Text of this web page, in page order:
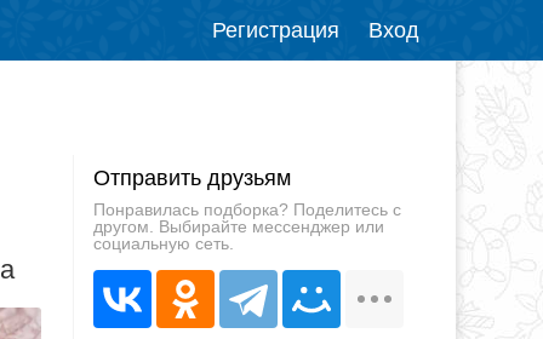
Регистрация Вход
Отправить друзьям
Понравилась подборка? Поделитесь с
другом. Выбирайте мессенджер или
социальную сеть.